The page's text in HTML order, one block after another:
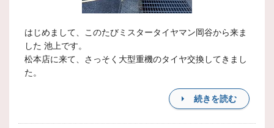
はじめまして、このたびミスタータイヤマン岡谷から来ま
した 池上です。
松本店に来て、さっそく大型重機のタイヤ交換してきまし
た。
続きを読む